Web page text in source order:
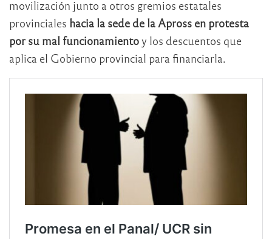
movilización junto a otros gremios estatales
provinciales hacia la sede de la Apross en protesta
por su mal funcionamientoy los descuentos que
aplica el Gobierno provincial para financiarla.